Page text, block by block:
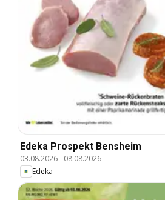
Edeka Prospekt Bensheim
03.08.2026- 08.08.2026
Edeka